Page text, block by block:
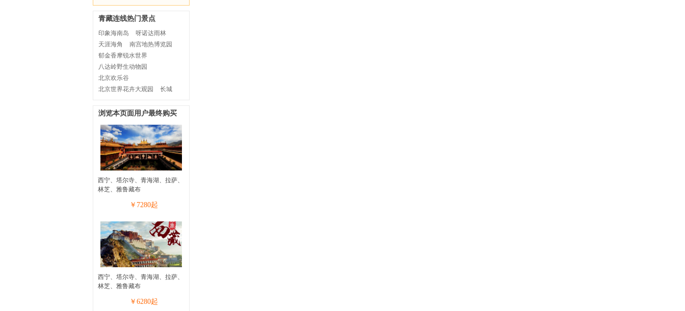
青藏连线热门景点
印象海南岛
呀诺达雨林
天涯海角
南宫地热博览园
郁金香摩锐水世界
八达岭野生动物园
北京欢乐谷
北京世界花卉大观园
长城
浏览本页面用户最终购买
西宁、塔尔寺、青海湖、拉萨、
林芝、雅鲁藏布
￥ 7280起
西宁、塔尔寺、青海湖、拉萨、
林芝、雅鲁藏布
￥ 6280起